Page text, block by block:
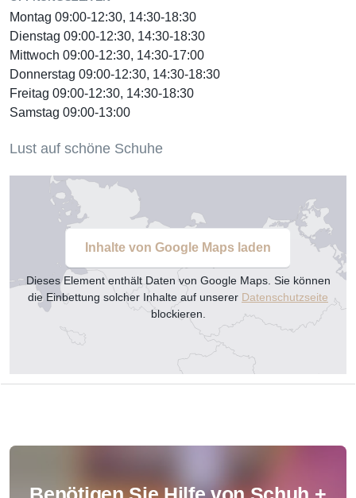
Montag 09:00-12:30, 14:30-18:30
Dienstag 09:00-12:30, 14:30-18:30
Mittwoch 09:00-12:30, 14:30-17:00
Donnerstag 09:00-12:30, 14:30-18:30
Freitag 09:00-12:30, 14:30-18:30
Samstag 09:00-13:00
Lust auf schöne Schuhe
Inhalte von Google Maps laden
Dieses Element enthält Daten von Google Maps. Sie können
die Einbettung solcher Inhalte auf unserer Datenschutzseite
blockieren.